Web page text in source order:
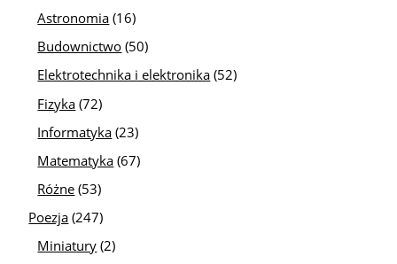
Astronomia (16)
Budownictwo (50)
Elektrotechnika i elektronika (52)
Fizyka (72)
Informatyka (23)
Matematyka (67)
Różne (53)
Poezja (247)
Miniatury (2)